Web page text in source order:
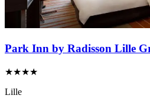
Park Inn by Radisson Lille
★★★★
Lille